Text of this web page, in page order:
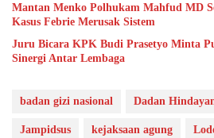
untuk mempercepat penyelesaian,
memaksimalkan barang bukti, dan
juga menyatakan koordinasi dengan
tetap berlangsung. “Artinya, hasil kerja Polri tetap menjadi fondasi
memperlihatkan kepercayaan diri
jejak kerja yang dapat diuji. Saksi telah diperiksa, ahli telah
Mantan Menko Polhukam Mahfud MD
Kasus Febrie Merusak Sistem
Juru Bicara KPK Budi Prasetyo Minta
Sinergi Antar Lembaga
badan gizi nasional Dadan
Jampidsus kejaksaan agung